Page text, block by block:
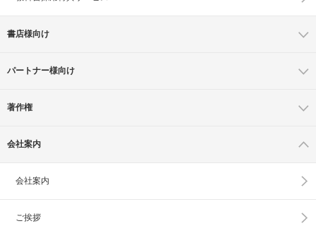
書店様向け
パートナー様向け
著作権
会社案内
会社案内
ご挨拶